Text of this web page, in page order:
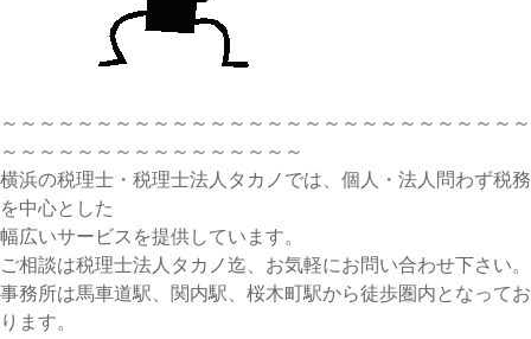
～～～～～～～～～～～～～～～～～～～～～～～～～～～～
～～～～～～～～～～～～～～～～
横浜の税理士・税理士法人タカノでは、個人・法人問わず税務
を中心とした
幅広いサービスを提供しています。
ご相談は税理士法人タカノ迄、お気軽にお問い合わせ下さい。
事務所は馬車道駅、関内駅、桜木町駅から徒歩圏内となってお
ります。